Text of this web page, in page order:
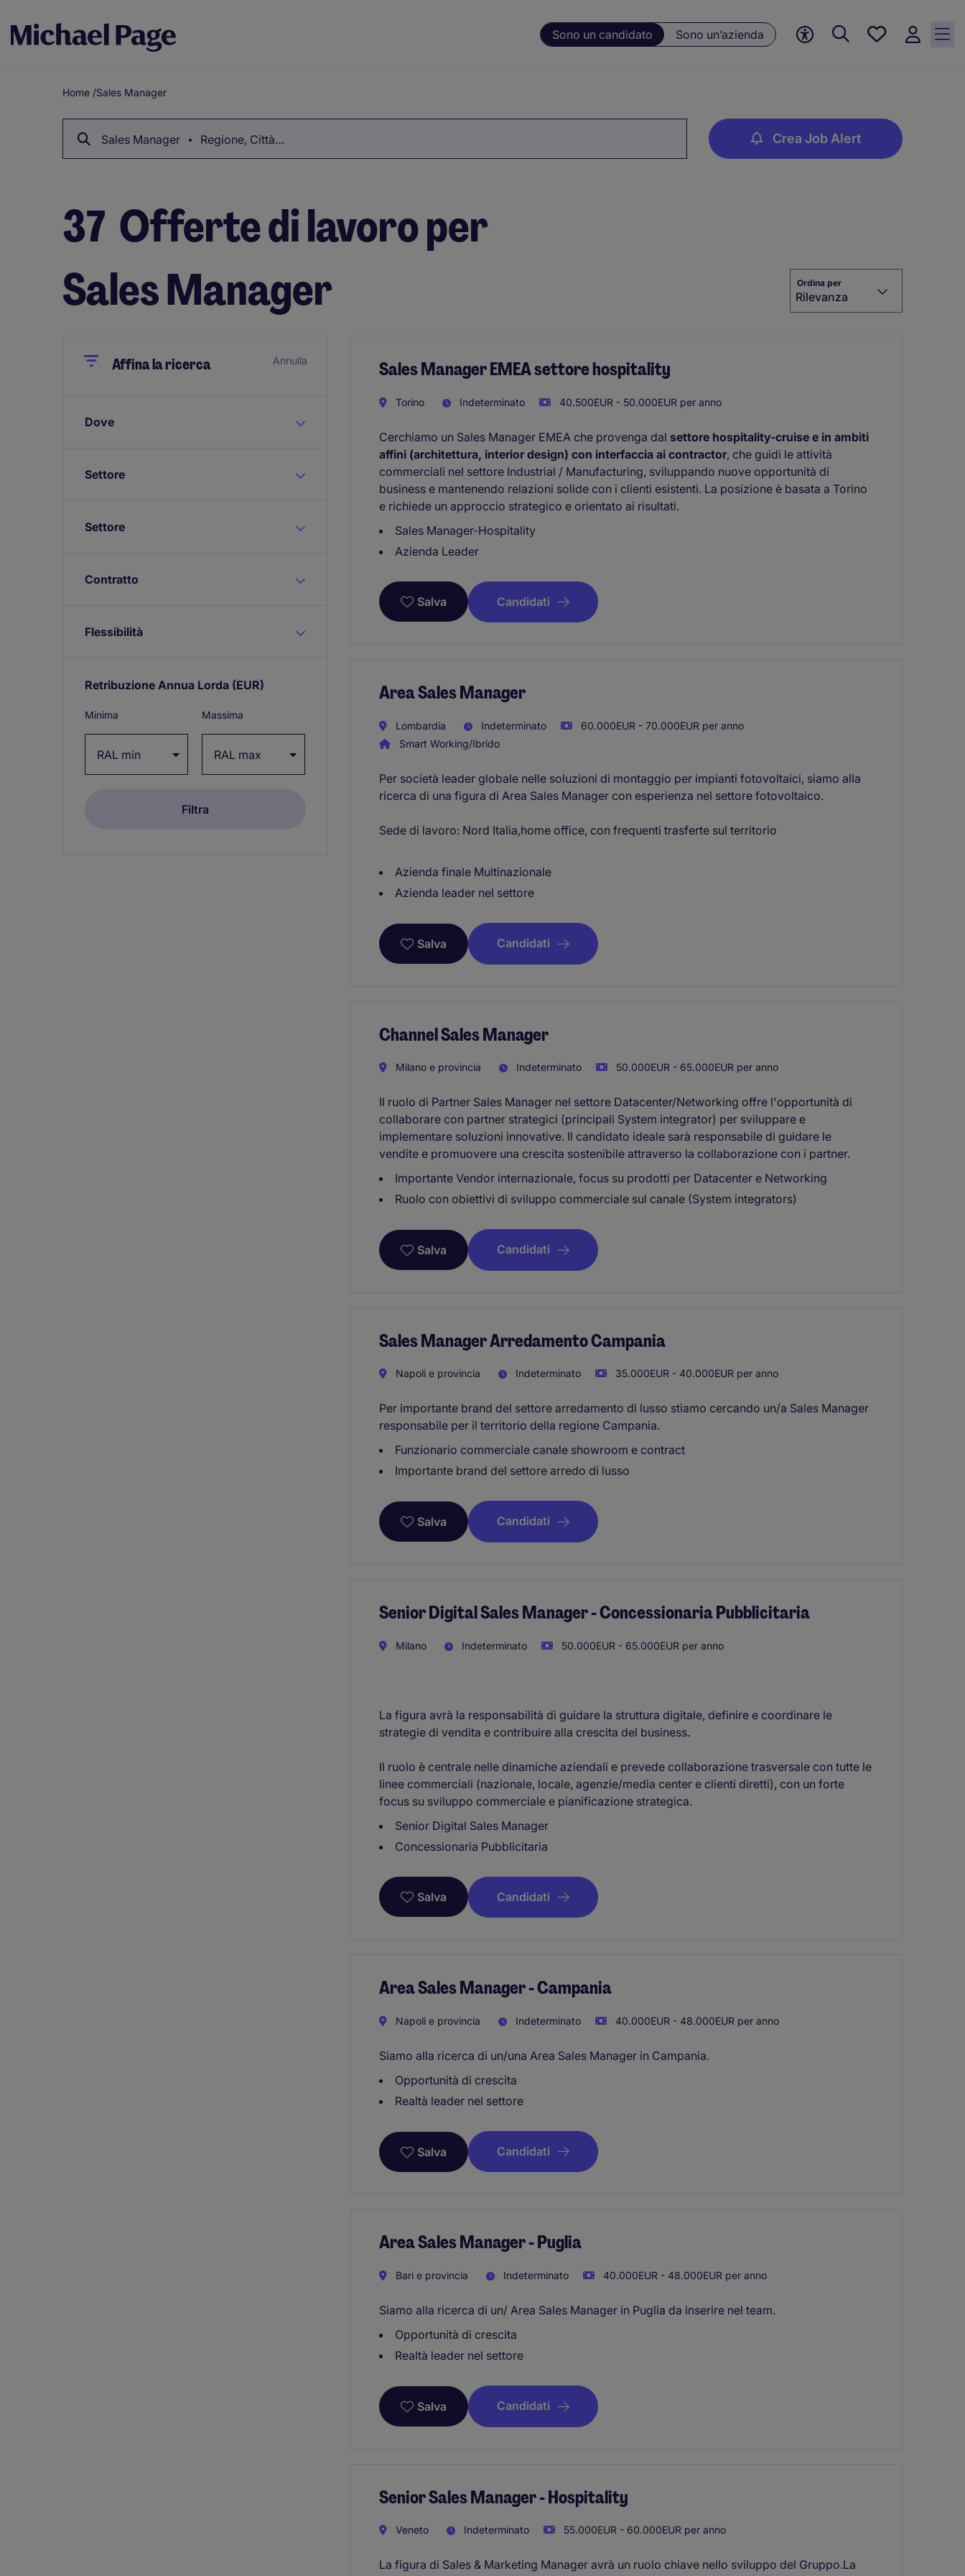
Sono un candidato Sono un’azienda
Preferiti, 0
Breadcrumb
Home /Sales Manager
Sales Manager Regione, Città… Crea Job Alert
37 Offerte di lavoro per
Sales Manager
Ordina per
Rilevanza
CloseAffina la ricerca Annulla
Dove
Settore
Settore
Contratto
Flessibilità
Retribuzione Annua Lorda (EUR)
Minima Massima
Sales Manager EMEA settore hospitality
Torino Indeterminato 40.500EUR - 50.000EUR per anno
Cerchiamo un Sales Manager EMEA che provenga dal settore hospitality-cruise e in ambiti
affini (architettura, interior design) con interfaccia ai contractor, che guidi le attività
commerciali nel settore Industrial / Manufacturing, sviluppando nuove opportunità di
business e mantenendo relazioni solide con i clienti esistenti. La posizione è basata a Torino
e richiede un approccio strategico e orientato ai risultati.
Sales Manager-Hospitality
Azienda Leader
Salva Candidati
Area Sales Manager
Lombardia Indeterminato
60.000EUR - 70.000EUR per anno
Smart Working/Ibrido
Per società leader globale nelle soluzioni di montaggio per impianti fotovoltaici, siamo alla
ricerca di una figura di Area Sales Manager con esperienza nel settore fotovoltaico.
Sede di lavoro: Nord Italia,home office, con frequenti trasferte sul territorio
Azienda finale Multinazionale
Azienda leader nel settore
Salva Candidati
Channel Sales Manager
Milano e provincia Indeterminato 50.000EUR - 65.000EUR per anno
Il ruolo di Partner Sales Manager nel settore Datacenter/Networking offre l'opportunità di
collaborare con partner strategici (principali System integrator) per sviluppare e
implementare soluzioni innovative. Il candidato ideale sarà responsabile di guidare le
vendite e promuovere una crescita sostenibile attraverso la collaborazione con i partner.
Importante Vendor internazionale, focus su prodotti per Datacenter e Networking
Ruolo con obiettivi di sviluppo commerciale sul canale (System integrators)
Salva Candidati
Sales Manager Arredamento Campania
Napoli e provincia Indeterminato 35.000EUR - 40.000EUR per anno
Per importante brand del settore arredamento di lusso stiamo cercando un/a Sales Manager
responsabile per il territorio della regione Campania.
Funzionario commerciale canale showroom e contract
Importante brand del settore arredo di lusso
Salva Candidati
Senior Digital Sales Manager - Concessionaria Pubblicitaria
Milano Indeterminato 50.000EUR - 65.000EUR per anno
La figura avrà la responsabilità di guidare la struttura digitale, definire e coordinare le
strategie di vendita e contribuire alla crescita del business.
Il ruolo è centrale nelle dinamiche aziendali e prevede collaborazione trasversale con tutte le
linee commerciali (nazionale, locale, agenzie/media center e clienti diretti), con un forte
focus su sviluppo commerciale e pianificazione strategica.
Senior Digital Sales Manager
Concessionaria Pubblicitaria
Salva Candidati
Area Sales Manager - Campania
Napoli e provincia Indeterminato 40.000EUR - 48.000EUR per anno
Siamo alla ricerca di un/una Area Sales Manager in Campania.
Opportunità di crescita
Realtà leader nel settore
Salva Candidati
Area Sales Manager - Puglia
Bari e provincia Indeterminato 40.000EUR - 48.000EUR per anno
Siamo alla ricerca di un/ Area Sales Manager in Puglia da inserire nel team.
Opportunità di crescita
Realtà leader nel settore
Salva Candidati
Senior Sales Manager - Hospitality
Veneto Indeterminato 55.000EUR - 60.000EUR per anno
La figura di Sales & Marketing Manager avrà un ruolo chiave nello sviluppo del Gruppo.La